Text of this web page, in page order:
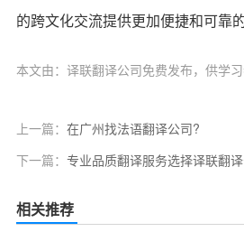
的跨文化交流提供更加便捷和可靠的
本文由：译联翻译公司免费发布，供学
上一篇： 在广州找法语翻译公司?
下一篇： 专业品质翻译服务选择译联翻
相关推荐